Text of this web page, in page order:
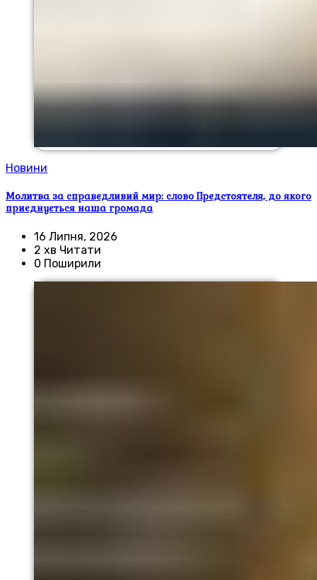
Новини
Молитва за справедливий мир: слово Предстоятеля, до якого
приєднується наша громада
16 Липня, 2026
2 хв Читати
0 Поширили